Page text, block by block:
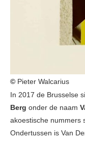
© Pieter Walcarius
In 2017 de Brusselse
Berg onder de naam
akoestische nummers
Ondertussen is Van